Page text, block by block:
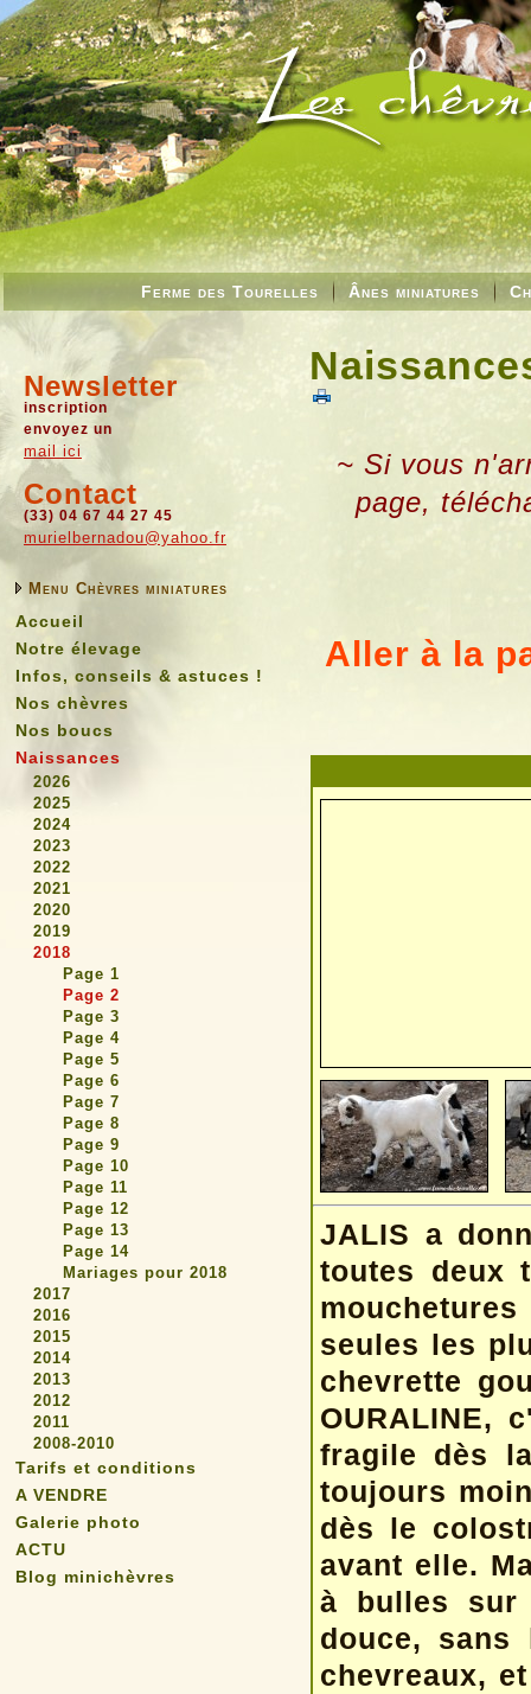
Ferme des Tourelles Ânes miniatures
Newsletter
inscription
envoyez un
mail ici
Contact
(33) 04 67 44 27 45
murielbernadou@yahoo.fr
Menu Chèvres miniatures
Accueil
Notre élevage
Infos, conseils & astuces !
Nos chèvres
Nos boucs
Naissances
2026
2025
2024
2023
2022
2021
2020
2019
2018
Page 1
Page 2
Page 3
Page 4
Page 5
Page 6
Page 7
Page 8
Page 9
Page 10
Page 11
Page 12
Page 13
Page 14
Mariages pour 2018
2017
2016
2015
2014
2013
2012
2011
2008-2010
Tarifs et conditions
A VENDRE
Galerie photo
ACTU
Blog minichèvres
~ Si vous
page,
Aller à la
JALIS a
toutes deux
seules les
chevrette
OURALINE,
fragile dès
toujours
dès le
avant elle.
à bulles sur
douce, sans
chevreaux,